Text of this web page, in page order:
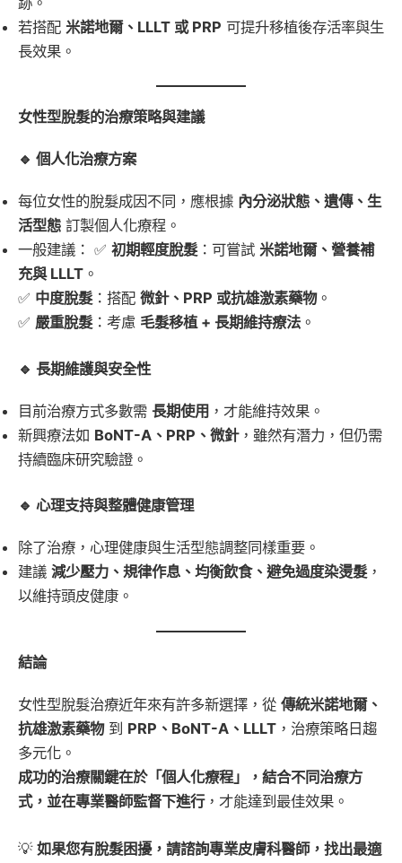
若搭配 米諾地爾、LLLT 或 PRP 可提升移植後存活率與生
長效果。
女性型脫髮的治療策略與建議
🔹 個人化治療方案
每位女性的脫髮成因不同，應根據 內分泌狀態、遺傳、生
活型態 訂製個人化療程。
一般建議： ✅ 初期輕度脫髮 ：可嘗試 米諾地爾、營養補
充與 LLLT 。
✅ 中度脫髮 ：搭配 微針、PRP 或抗雄激素藥物。
✅ 嚴重脫髮 ：考慮 毛髮移植 + 長期維持療法 。
🔹 長期維護與安全性
目前治療方式多數需 長期使用 ，才能維持效果。
新興療法如 BoNT-A、PRP、微針，雖然有潛力，但仍需
持續臨床研究驗證。
🔹 心理支持與整體健康管理
除了治療，心理健康與生活型態調整同樣重要。
建議 減少壓力、規律作息、均衡飲食、避免過度染燙髮 ，
以維持頭皮健康。
結論
女性型脫髮治療近年來有許多新選擇，從 傳統米諾地爾、
抗雄激素藥物到 PRP、BoNT-A、LLLT ，治療策略日趨
多元化。
成功的治療關鍵在於「個人化療程」，結合不同治療方
式，並在專業醫師監督下進行，才能達到最佳效果。
💡 如果您有脫髮困擾，請諮詢專業皮膚科醫師，找出最適